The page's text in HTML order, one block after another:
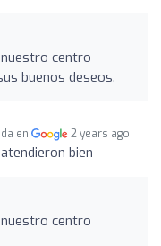
centro
buenos deseos.
en 2 years ago
bien
centro